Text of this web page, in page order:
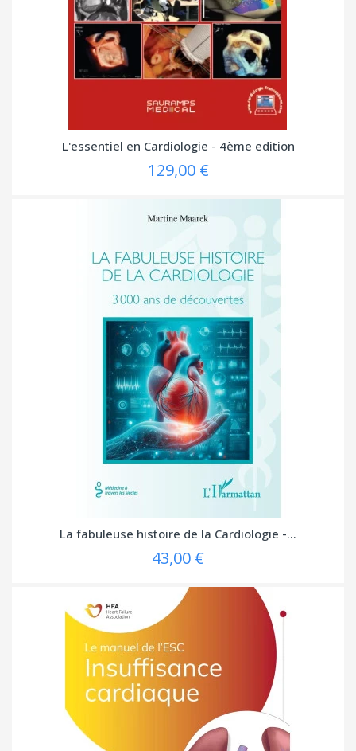
L'essentiel en Cardiologie - 4ème edition
129,00 €
La fabuleuse histoire de la Cardiologie -...
43,00 €